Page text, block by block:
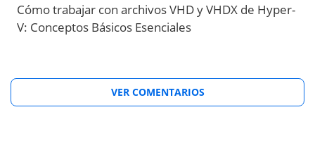
Cómo trabajar con archivos VHD y VHDX de Hyper-
V: Conceptos Básicos Esenciales
VER COMENTARIOS